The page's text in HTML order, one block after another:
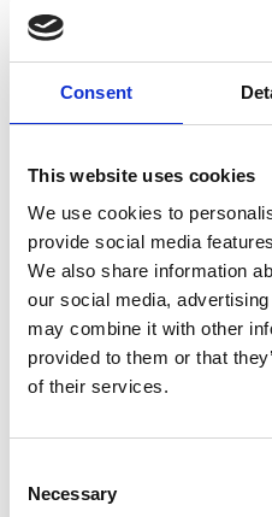
Consent
This website uses cookies
We use cookies to
provide social media
We also share information
our social media,
may combine it with other
provided to them or that
of their services.
Selection
Necessary